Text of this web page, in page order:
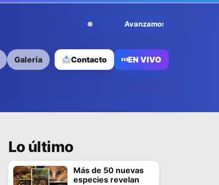
Avanzamos Contigo
Galería Contacto EN VIVO
Lo último
Más de 50 nuevas
especies revelan